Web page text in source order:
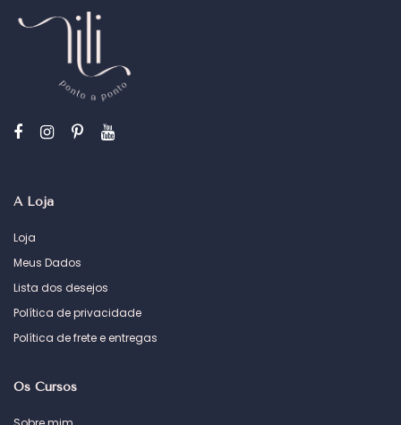
A Loja
Loja
Meus Dados
Lista dos desejos
Política de privacidade
Política de frete e entregas
Os Cursos